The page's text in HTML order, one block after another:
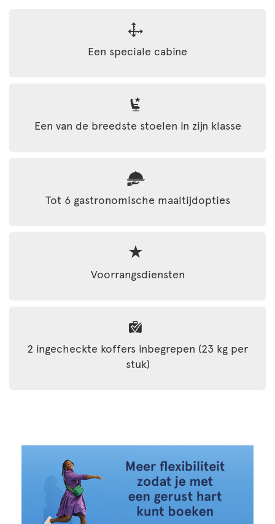
Een speciale cabine
Een van de breedste stoelen in zijn klasse
Tot 6 gastronomische maaltijdopties
Voorrangsdiensten
2 ingecheckte koffers inbegrepen (23 kg per
stuk)